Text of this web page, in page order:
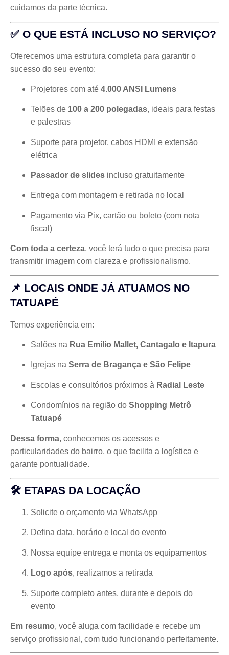
cuidamos da parte técnica.
✅ O QUE ESTÁ INCLUSO NO SERVIÇO?
Oferecemos uma estrutura completa para garantir o
sucesso do seu evento:
Projetores com até 4.000 ANSI Lumens
Telões de 100 a 200 polegadas, ideais para festas
e palestras
Suporte para projetor, cabos HDMI e extensão
elétrica
Passador de slides incluso gratuitamente
Entrega com montagem e retirada no local
Pagamento via Pix, cartão ou boleto (com nota
fiscal)
Com toda a certeza, você terá tudo o que precisa para
transmitir imagem com clareza e profissionalismo.
📌 LOCAIS ONDE JÁ ATUAMOS NO
TATUAPÉ
Temos experiência em:
Salões na Rua Emílio Mallet, Cantagalo e Itapura
Igrejas na Serra de Bragança e São Felipe
Escolas e consultórios próximos à Radial Leste
Condomínios na região do Shopping Metrô
Tatuapé
Dessa forma, conhecemos os acessos e
particularidades do bairro, o que facilita a logística e
garante pontualidade.
🛠️ ETAPAS DA LOCAÇÃO
Solicite o orçamento via WhatsApp
Defina data, horário e local do evento
Nossa equipe entrega e monta os equipamentos
Logo após, realizamos a retirada
Suporte completo antes, durante e depois do
evento
Em resumo, você aluga com facilidade e recebe um
serviço profissional, com tudo funcionando perfeitamente.